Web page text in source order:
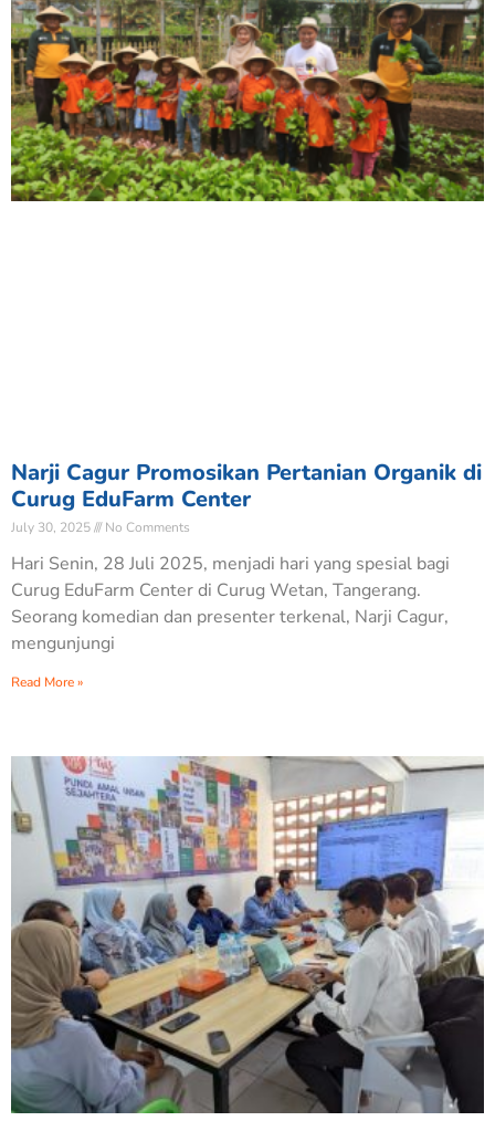
Narji Cagur Promosikan Pertanian Organik di
Curug EduFarm Center
July 30, 2025 No Comments
Hari Senin, 28 Juli 2025, menjadi hari yang spesial bagi
Curug EduFarm Center di Curug Wetan, Tangerang.
Seorang komedian dan presenter terkenal, Narji Cagur,
mengunjungi
Read More »